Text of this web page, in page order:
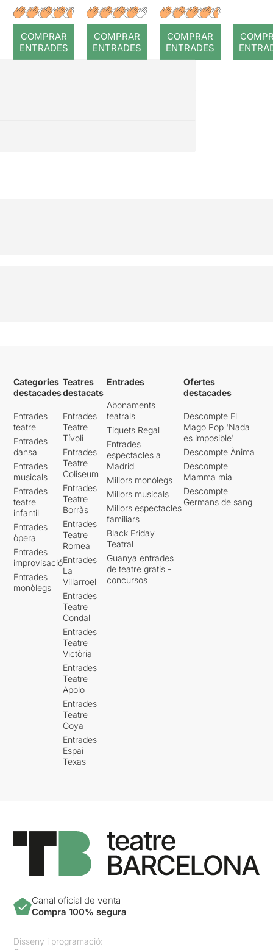
COMPRAR
ENTRADES
: Coral
romput
COMPRAR
ENTRADES
Dorian
Gray
COMPRAR
ENTRADES
Categories
destacades
Entrades
teatre
Entrades
dansa
Entrades
musicals
Entrades
teatre
infantil
Entrades
òpera
Entrades
improvisació
Entrades
monòlegs
Teatres
destacats
Entrades
Teatre
Tívoli
Entrades
Teatre
Coliseum
Entrades
Teatre
Borràs
Entrades
Teatre
Romea
Entrades
La
Villarroel
Entrades
Teatre
Condal
Entrades
Teatre
Victòria
Entrades
Teatre
Apolo
Entrades
Teatre
Goya
Entrades
Espai
Texas
Entrades
Abonaments
teatrals
Tiquets Regal
Entrades
espectacles a
Madrid
Millors monòlegs
Millors musicals
Millors espectacles
familiars
Black Friday
Teatral
Guanya entrades
de teatre gratis -
concursos
Ofertes
destacades
Descompte El
Mago Pop 'Nada
es imposible'
Descompte Ànima
Descompte
Mamma mia
Descompte
Germans de sang
Canal oficial de venta
Compra 100% segura
Disseny i programació: